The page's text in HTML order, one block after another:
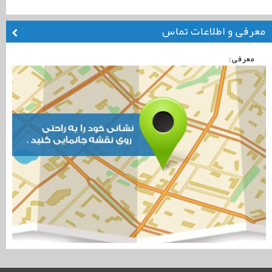
معرفی و اطلاعات تماس
معرفی: